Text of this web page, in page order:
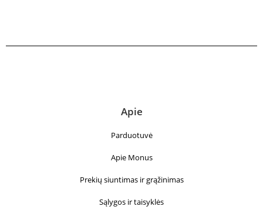
Apie
Parduotuvė
Apie Monus
Prekių siuntimas ir grąžinimas
Sąlygos ir taisyklės